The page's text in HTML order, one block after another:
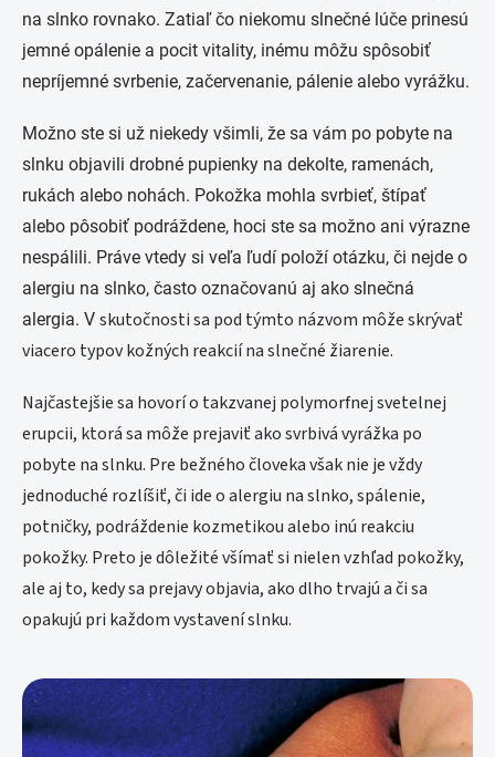
na slnko rovnako. Zatiaľ čo niekomu slnečné lúče prinesú
jemné opálenie a pocit vitality, inému môžu spôsobiť
nepríjemné svrbenie, začervenanie, pálenie alebo vyrážku.
Možno ste si už niekedy všimli, že sa vám po pobyte na
slnku objavili drobné pupienky na dekolte, ramenách,
rukách alebo nohách. Pokožka mohla svrbieť, štípať
alebo pôsobiť podráždene, hoci ste sa možno ani výrazne
nespálili. Práve vtedy si veľa ľudí položí otázku, či nejde o
alergiu na slnko, často označovanú aj ako slnečná
alergia. V skutočnosti sa pod týmto názvom môže skrývať
viacero typov kožných reakcií na slnečné žiarenie.
Najčastejšie sa hovorí o takzvanej polymorfnej svetelnej
erupcii, ktorá sa môže prejaviť ako svrbivá vyrážka po
pobyte na slnku. Pre bežného človeka však nie je vždy
jednoduché rozlíšiť, či ide o alergiu na slnko, spálenie,
potničky, podráždenie kozmetikou alebo inú reakciu
pokožky. Preto je dôležité všímať si nielen vzhľad pokožky,
ale aj to, kedy sa prejavy objavia, ako dlho trvajú a či sa
opakujú pri každom vystavení slnku.